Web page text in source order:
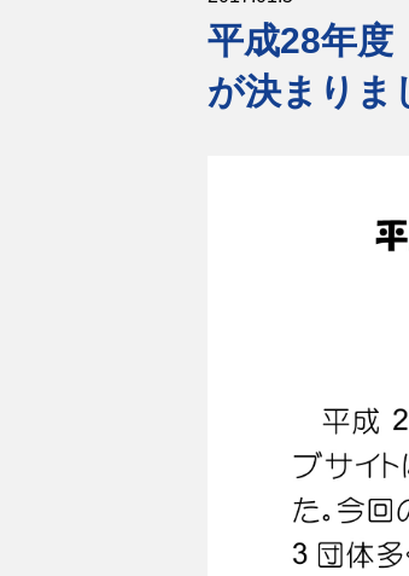
平成28年度
が決まりま